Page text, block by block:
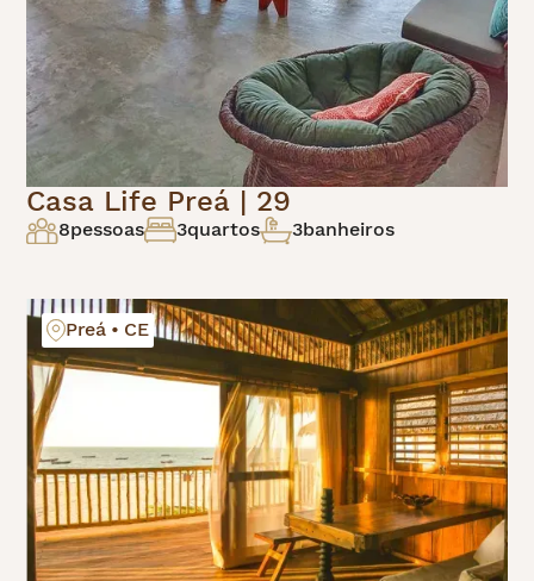
Casa Life Preá | 29
8pessoas 3quartos 3banheiros
Preá • CE